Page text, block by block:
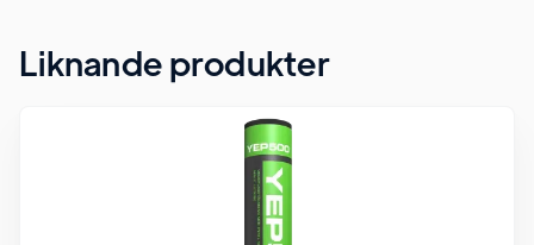
Liknande produkter